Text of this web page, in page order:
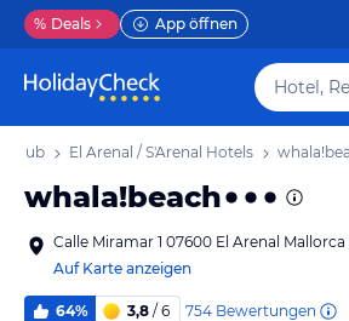
% Deals App öffnen
El Arenal / S'Arenal Hotels
whala!beach
Calle Miramar 1 07600 El Arenal Mallorca
Auf Karte anzeigen
64% 3,8 / 6 754 Bewertungen